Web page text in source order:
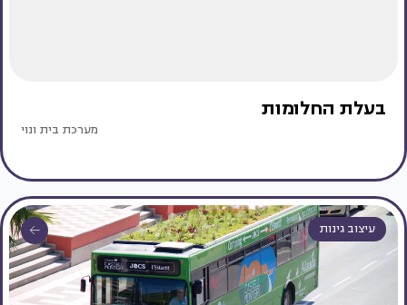
בעלת החלומות
מערכת בית ונוי
עיצוב גינות